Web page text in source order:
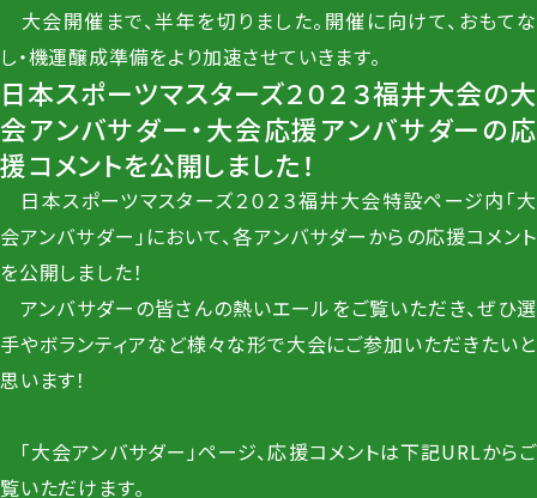
大会開催まで、半年を切りました。開催に向けて、おもてな
し・機運醸成準備をより加速させていきます。
日本スポーツマスターズ２０２３福井大会の大
会アンバサダー・大会応援アンバサダーの応
援コメントを公開しました！
日本スポーツマスターズ２０２３福井大会特設ページ内「大
会アンバサダー」において、各アンバサダーからの応援コメント
を公開しました！
アンバサダーの皆さんの熱いエールをご覧いただき、ぜひ選
手やボランティアなど様々な形で大会にご参加いただきたいと
思います！
「大会アンバサダー」ページ、応援コメントは下記URLからご
覧いただけます。